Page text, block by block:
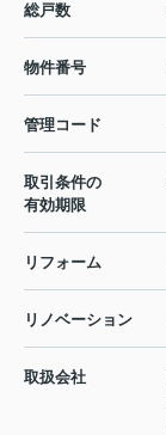
総戸数
物件番号
管理コード
取引条件の
有効期限
リフォーム
リノベーション
取扱会社